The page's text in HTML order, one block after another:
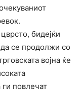
бидејќи
се продолжи со
војна ќе
повлечат